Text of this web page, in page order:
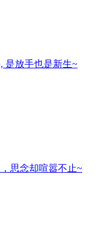
是放手也是新生~
思念却喧嚣不止~